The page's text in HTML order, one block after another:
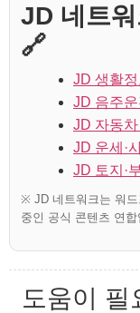
JD 네트
🔗
JD 생활
JD 음주운
JD 자동차
JD 운세·
JD 토지·
※ JD 네트워크는 워드
중인 공식 콘텐츠 연합
도움이 필